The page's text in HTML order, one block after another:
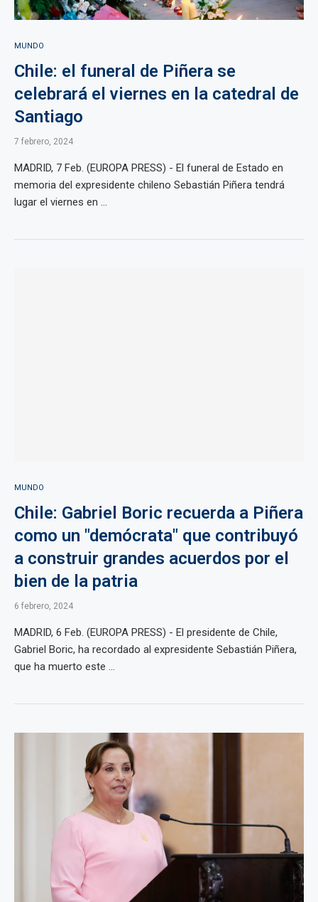
MUNDO
Chile: el funeral de Piñera se
celebrará el viernes en la catedral de
Santiago
7 febrero, 2024
MADRID, 7 Feb. (EUROPA PRESS) - El funeral de Estado en
memoria del expresidente chileno Sebastián Piñera tendrá
lugar el viernes en ...
MUNDO
Chile: Gabriel Boric recuerda a Piñera
como un "demócrata" que contribuyó
a construir grandes acuerdos por el
bien de la patria
6 febrero, 2024
MADRID, 6 Feb. (EUROPA PRESS) - El presidente de Chile,
Gabriel Boric, ha recordado al expresidente Sebastián Piñera,
que ha muerto este ...